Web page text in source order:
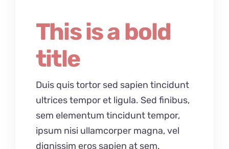
This is a bold
title
Duis quis tortor sed sapien tincidunt
ultrices tempor et ligula. Sed finibus,
sem elementum tincidunt tempor,
ipsum nisi ullamcorper magna, vel
dignissim eros sapien at sem.